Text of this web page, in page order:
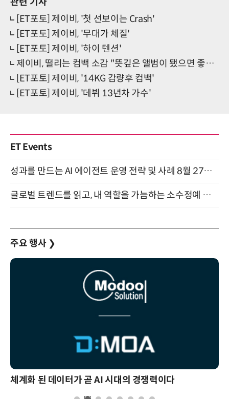
관련 기사
[ET포토] 제이비, '첫 선보이는 Crash'
[ET포토] 제이비, '무대가 체질'
[ET포토] 제이비, '하이 텐션'
제이비, 떨리는 컴백 소감 "뜻깊은 앨범이 됐으면 좋겠다"
[ET포토] 제이비, '14KG 감량후 컴백'
[ET포토] 제이비, '데뷔 13년차 가수'
ET Events
성과를 만드는 AI 에이전트 운영 전략 및 사례 8월 27일 개최
글로벌 트렌드를 읽고, 내 역할을 가늠하는 소수정예 실습 워크숍 (8/28)
주요 행사 ❯
체계화 된 데이터가 곧 AI 시대의 경쟁력이다